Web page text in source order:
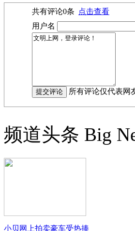
共有评论0条
点击查看
用户名
所有评论仅代表网
频道头条 Big
小贝网上拍卖豪车受热捧